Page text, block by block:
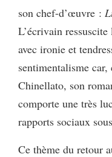
son chef-d’œuvre :
L’écrivain
avec ironie et
sentimentalisme
Chinellato, son
comporte une très
rapports sociaux
Ce thème du retour